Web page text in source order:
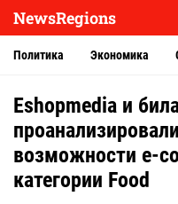
NewsRegions
Политика Экономика
Eshopmedia и
возможности e-
категории Food